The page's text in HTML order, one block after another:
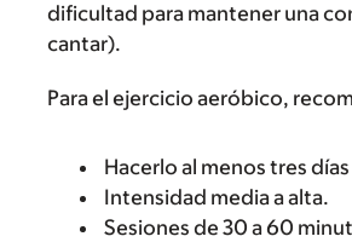
dificultad para mantener una
cantar).
Para el ejercicio aeróbico,
Hacerlo al menos tres
Intensidad media a alta.
Sesiones de 30 a 60